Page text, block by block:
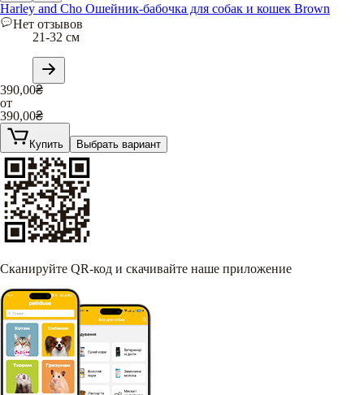
Harley and Cho Ошейник-бабочка для собак и кошек Brown
Нет отзывов
21-32 см
390,00₴
от
390,00₴
Купить Выбрать вариант
Сканируйте QR-код и скачивайте наше приложение